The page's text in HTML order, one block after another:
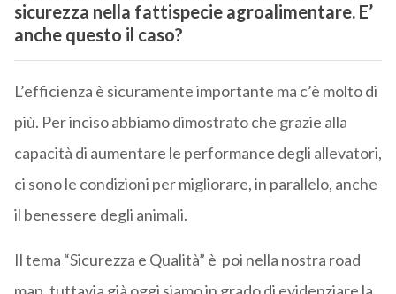
sicurezza nella fattispecie agroalimentare. E’
anche questo il caso?
L’efficienza è sicuramente importante ma c’è molto di
più. Per inciso abbiamo dimostrato che grazie alla
capacità di aumentare le performance degli allevatori,
ci sono le condizioni per migliorare, in parallelo, anche
il benessere degli animali.
Il tema “Sicurezza e Qualità” è poi nella nostra road